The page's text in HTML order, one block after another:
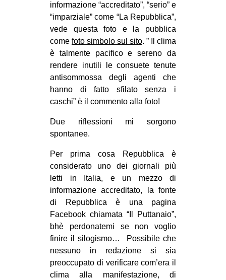
informazione “accreditato”, “serio” e
“imparziale” come “La Repubblica”,
vede questa foto e la pubblica
come foto simbolo sul sito. ” Il clima
è talmente pacifico e sereno da
rendere inutili le consuete tenute
antisommossa degli agenti che
hanno di fatto sfilato senza i
caschi” è il commento alla foto!
Due riflessioni mi sorgono
spontanee.
Per prima cosa Repubblica è
considerato uno dei giornali più
letti in Italia, e un mezzo di
informazione accreditato, la fonte
di Repubblica è una pagina
Facebook chiamata “Il Puttanaio”,
bhè perdonatemi se non voglio
finire il silogismo… Possibile che
nessuno in redazione si sia
preoccupato di verificare com’era il
clima alla manifestazione, di